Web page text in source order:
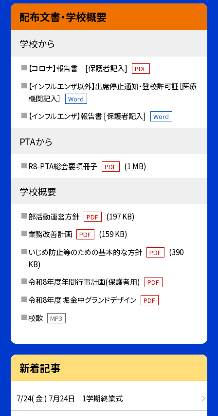
配布文書・学校概要
学校から
【コロナ】報告書 [保護者記入] PDF
【インフルエンザ以外】出席停止通知・登校許可証［医療
機関記入］
Word
【インフルエンザ】報告書 [保護者記入] Word
PTAから
R8-PTA総会要項冊子 PDF (1 MB)
学校概要
部活動運営方針 PDF
(197 KB)
業務改善計画
PDF
(159 KB)
いじめ防止等のための基本的な方針
PDF
(390
KB)
令和8年度年間行事計画(保護者用)
PDF
令和8年度 堀金中グランドデザイン PDF
校歌 MP3
新着記事
7/24( 金 ) 7月24日 1学期終業式